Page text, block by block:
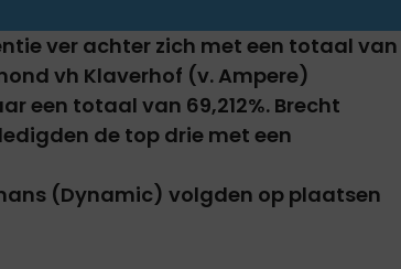
Met de 7-jarige Benicia (v.
ver achter zich met een totaal van
vh Klaverhof (v. Ampere)
een totaal van 69,212%. Brecht
de top drie met een
(Dynamic) volgden op plaatsen